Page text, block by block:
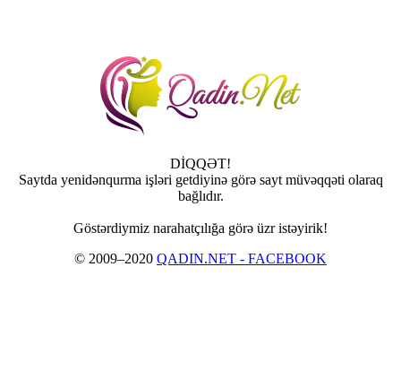
DİQQƏT!
Saytda yenidənqurma işləri getdiyinə görə sayt müvəqqəti olaraq
bağlıdır.
Göstərdiymiz narahatçılığa görə üzr istəyirik!
© 2009–2020 QADIN.NET - FACEBOOK